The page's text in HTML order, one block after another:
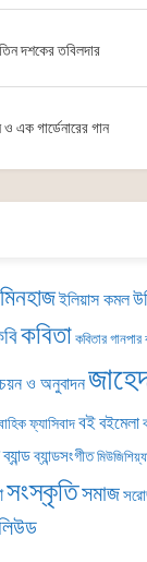
দশকের তবিলদার
এক গার্ডেনারের গান
ইলিয়াস কমল
কবিতা কবিতার গানপার
চয়ন ও অনুবাদন
ফ্যাসিবাদবইবইমেলা
ব্যান্ডব্যান্ডসংগীত
সংস্কৃতিসমাজ